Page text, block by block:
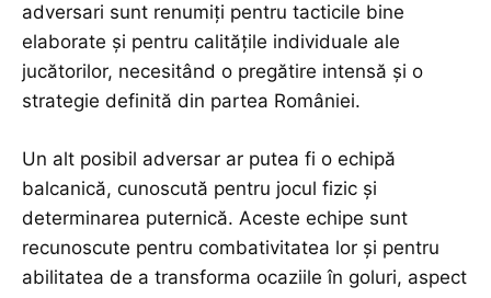
adversari sunt renumiți pentru tacticile bine
elaborate și pentru calitățile individuale ale
jucătorilor, necesitând o pregătire intensă și o
strategie definită din partea României.
Un alt posibil adversar ar putea fi o echipă
balcanică, cunoscută pentru jocul fizic și
determinarea puternică. Aceste echipe sunt
recunoscute pentru combativitatea lor și pentru
abilitatea de a transforma ocaziile în goluri, aspect